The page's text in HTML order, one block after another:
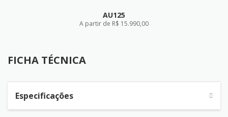
AU125
A partir de R$ 15.990,00
FICHA TÉCNICA
Especificações